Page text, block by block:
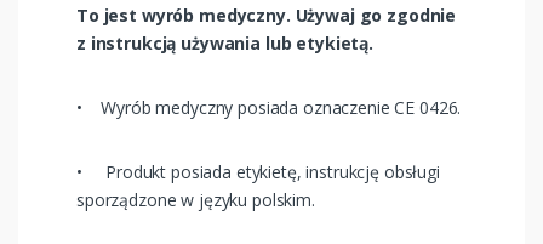
To jest wyrób medyczny. Używaj go zgodnie
z instrukcją używania lub etykietą.
• Wyrób medyczny posiada oznaczenie CE 0426.
• Produkt posiada etykietę, instrukcję obsługi
sporządzone w języku polskim.